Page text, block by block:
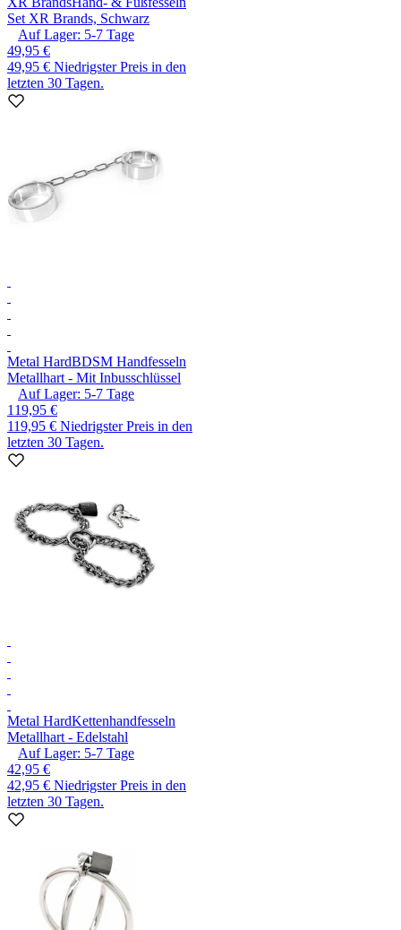
Set XR Brands, Schwarz
Auf Lager: 5-7 Tage
49,95 €
49,95 € Niedrigster Preis in den
letzten 30 Tagen.
Metal HardBDSM Handfesseln
Metallhart - Mit Inbusschlüssel
Auf Lager: 5-7 Tage
119,95 €
119,95 € Niedrigster Preis in den
letzten 30 Tagen.
Metal HardKettenhandfesseln
Metallhart - Edelstahl
Auf Lager: 5-7 Tage
42,95 €
42,95 € Niedrigster Preis in den
letzten 30 Tagen.